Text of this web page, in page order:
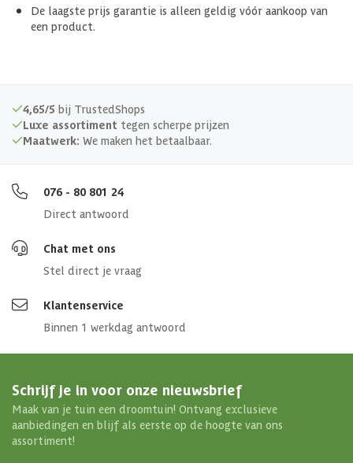
De laagste prijs garantie is alleen geldig vóór aankoop van
een product.
4,65/5 bij TrustedShops
Luxe assortiment tegen scherpe prijzen
Maatwerk: We maken het betaalbaar.
076 - 80 801 24
Direct antwoord
Chat met ons
Stel direct je vraag
Klantenservice
Binnen 1 werkdag antwoord
Schrijf je in voor onze nieuwsbrief
Maak van je tuin een droomtuin! Ontvang exclusieve
aanbiedingen en blijf als eerste op de hoogte van ons
assortiment!